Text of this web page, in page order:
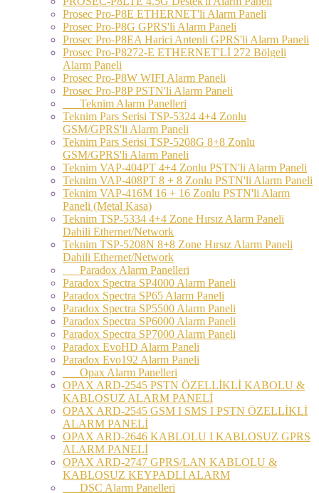
Prosec Pro-P8E ETHERNET'li Alarm Paneli
Prosec Pro-P8G GPRS'li Alarm Paneli
Prosec Pro-P8EA Harici Antenli GPRS'li Alarm Paneli
Prosec Pro-P8272-E ETHERNET'Lİ 272 Bölgeli
Alarm Paneli
Prosec Pro-P8W WIFI Alarm Paneli
Prosec Pro-P8P PSTN'li Alarm Paneli
Teknim Alarm Panelleri
Teknim Pars Serisi TSP-5324 4+4 Zonlu
GSM/GPRS'li Alarm Paneli
Teknim Pars Serisi TSP-5208G 8+8 Zonlu
GSM/GPRS'li Alarm Paneli
Teknim VAP-404PT 4+4 Zonlu PSTN'li Alarm Paneli
Teknim VAP-408PT 8 + 8 Zonlu PSTN'li Alarm Paneli
Teknim VAP-416M 16 + 16 Zonlu PSTN'li Alarm
Paneli (Metal Kasa)
Teknim TSP-5334 4+4 Zone Hırsız Alarm Paneli
Dahili Ethernet/Network
Teknim TSP-5208N 8+8 Zone Hırsız Alarm Paneli
Dahili Ethernet/Network
Paradox Alarm Panelleri
Paradox Spectra SP4000 Alarm Paneli
Paradox Spectra SP65 Alarm Paneli
Paradox Spectra SP5500 Alarm Paneli
Paradox Spectra SP6000 Alarm Paneli
Paradox Spectra SP7000 Alarm Paneli
Paradox EvoHD Alarm Paneli
Paradox Evo192 Alarm Paneli
Opax Alarm Panelleri
OPAX ARD-2545 PSTN ÖZELLİKLİ KABOLU &
KABLOSUZ ALARM PANELİ
OPAX ARD-2545 GSM I SMS I PSTN ÖZELLİKLİ
ALARM PANELİ
OPAX ARD-2646 KABLOLU I KABLOSUZ GPRS
ALARM PANELİ
OPAX ARD-2747 GPRS/LAN KABLOLU &
KABLOSUZ KEYPADLİ ALARM
DSC Alarm Panelleri